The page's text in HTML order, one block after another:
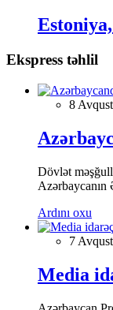
Ekspress təhlil
8
Dövlət
Ardını oxu
7
Media